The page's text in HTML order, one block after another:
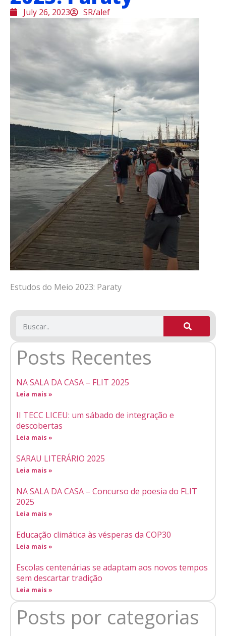
July 26, 2023 SR/alef
Estudos do Meio 2023: Paraty
Posts Recentes
NA SALA DA CASA – FLIT 2025
Leia mais »
II TECC LICEU: um sábado de integração e
descobertas
Leia mais »
SARAU LITERÁRIO 2025
Leia mais »
NA SALA DA CASA – Concurso de poesia do FLIT
2025
Leia mais »
Educação climática às vésperas da COP30
Leia mais »
Escolas centenárias se adaptam aos novos tempos
sem descartar tradição
Leia mais »
Posts por categorias